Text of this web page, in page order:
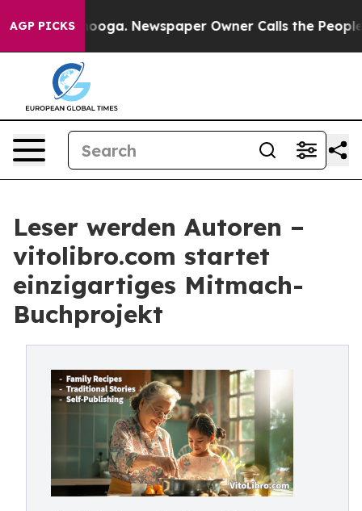
AGP PICKSNewspaper Owner Calls the People
Leser werden Autoren –
vitolibro.com startet
einzigartiges Mitmach-
Buchprojekt